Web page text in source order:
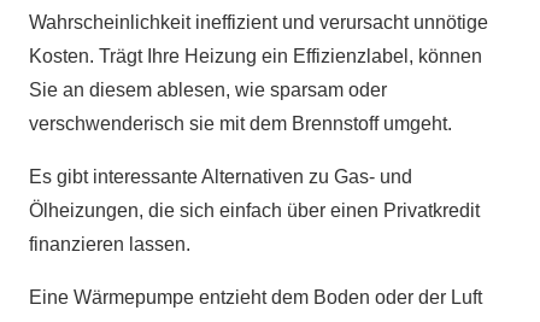
Wahrscheinlichkeit ineffizient und verursacht unnötige
Kosten. Trägt Ihre Heizung ein Effizienzlabel, können
Sie an diesem ablesen, wie sparsam oder
verschwenderisch sie mit dem Brennstoff umgeht.
Es gibt interessante Alternativen zu Gas- und
Ölheizungen, die sich einfach über einen Privatkredit
finanzieren lassen.
Eine Wärmepumpe entzieht dem Boden oder der Luft